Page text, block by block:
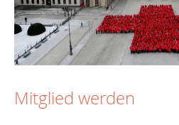
Mitglied werden